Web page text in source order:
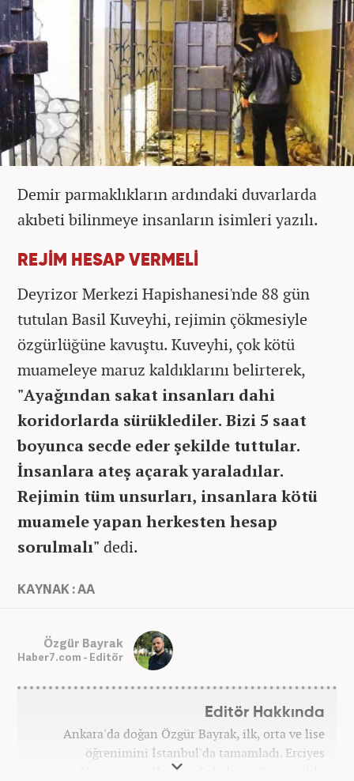
Demir parmaklıkların ardındaki duvarlarda
akıbeti bilinmeye insanların isimleri yazılı.
REJİM HESAP VERMELİ
Deyrizor Merkezi Hapishanesi'nde 88 gün
tutulan Basil Kuveyhi, rejimin çökmesiyle
özgürlüğüne kavuştu. Kuveyhi, çok kötü
muameleye maruz kaldıklarını belirterek,
"Ayağından sakat insanları dahi
koridorlarda sürüklediler. Bizi 5 saat
boyunca secde eder şekilde tuttular.
İnsanlara ateş açarak yaraladılar.
Rejimin tüm unsurları, insanlara kötü
muamele yapan herkesten hesap
sorulmalı" dedi.
KAYNAK : AA
Özgür Bayrak
Haber7.com - Editör
Editör Hakkında
Ankara'da doğan Özgür Bayrak, ilk, orta ve lise
öğrenimini İstanbul'da tamamladı. Erciyes
Üniversitesi İletişim Fakültesi "Gazetecilik"